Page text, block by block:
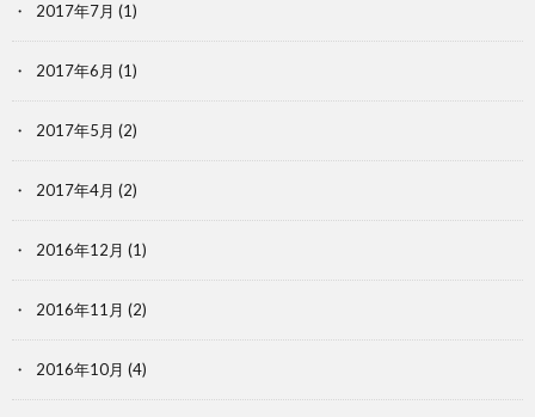
2017年7月 (1)
2017年6月 (1)
2017年5月 (2)
2017年4月 (2)
2016年12月 (1)
2016年11月 (2)
2016年10月 (4)